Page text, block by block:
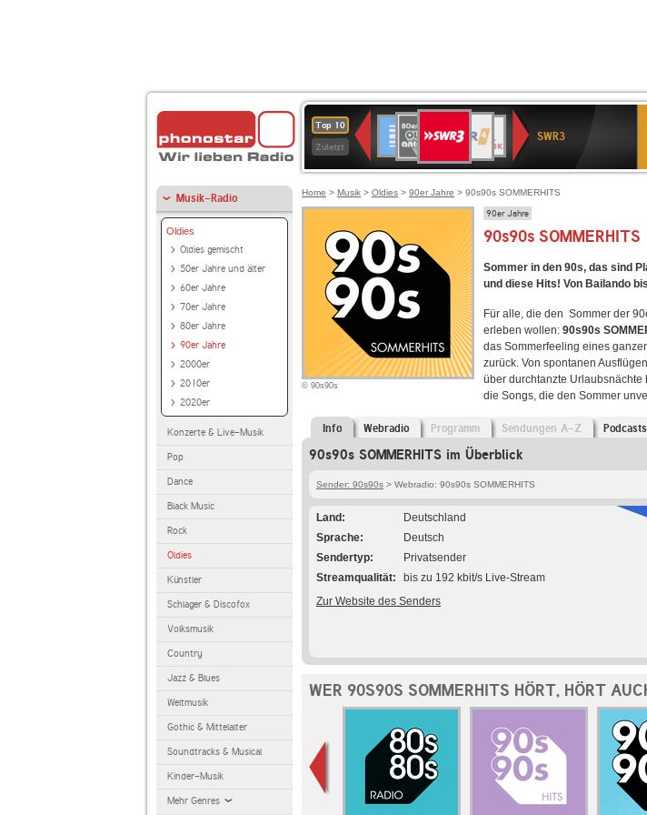
Top 10
Zuletzt
Deutschlandfunk
80er
90er
OLDIE
ANTENNE
4
KLASSIK
SWR
Kultur
NDR
2
SWR3
Musik-Radio
Oldies
Oldies gemischt
50er Jahre und älter
60er Jahre
70er Jahre
80er Jahre
90er Jahre
2000er
2010er
2020er
Konzerte & Live-Musik
Pop
Dance
Black Music
Rock
Oldies
Künstler
Schlager & Discofox
Volksmusik
Country
Jazz & Blues
Weltmusik
Gothic & Mittelalter
Soundtracks & Musical
Kinder-Musik
Mehr Genres
Home > Musik > Oldies > 90er Jahre > 90s90s SOMMERHITS
© 90s90s
90er Jahre
90s90s SOMMERHITS
Sommer in den 90s, das sind
und diese Hits! Von Bailando
Für alle, die den Sommer der
erleben wollen: 90s90s
das Sommerfeeling eines
zurück. Von spontanen
über durchtanzte Urlaubsnächte
die Songs, die den Sommer
Info Webradio Programm Sendungen A-Z Podcasts
90s90s SOMMERHITS im Überblick
Sender: 90s90s > Webradio: 90s90s SOMMERHITS
Land
Deutschland
Sprache
Deutsch
Sendertyp
Privatsender
Streamqualität
bis zu 192 kbit/s Live-Stream
Zur Website des Senders
WER 90S90S SOMMERHITS HÖRT, HÖRT